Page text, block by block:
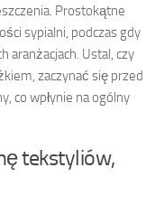
Prostokątne
sypialni, podczas gdy
aranżacjach. Ustal, czy
zaczynać się przed
co wpłynie na ogólny
tekstyliów,